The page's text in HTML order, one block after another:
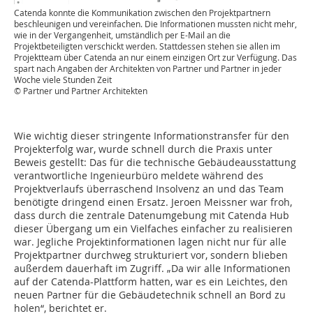
Catenda konnte die Kommunikation zwischen den Projektpartnern
beschleunigen und vereinfachen. Die Informationen mussten nicht mehr,
wie in der Vergangenheit, umständlich per E-Mail an die
Projektbeteiligten verschickt werden. Stattdessen stehen sie allen im
Projektteam über Catenda an nur einem einzigen Ort zur Verfügung. Das
spart nach Angaben der Architekten von Partner und Partner in jeder
Woche viele Stunden Zeit
© Partner und Partner Architekten
Wie wichtig dieser stringente Informationstransfer für den
Projekterfolg war, wurde schnell durch die Praxis unter
Beweis gestellt: Das für die technische Gebäudeausstattung
verantwortliche Ingenieurbüro meldete während des
Projektverlaufs überraschend Insolvenz an und das Team
benötigte dringend einen Ersatz. Jeroen Meissner war froh,
dass durch die zentrale Datenumgebung mit Catenda Hub
dieser Übergang um ein Vielfaches einfacher zu realisieren
war. Jegliche Projektinformationen lagen nicht nur für alle
Projektpartner durchweg strukturiert vor, sondern blieben
außerdem dauerhaft im Zugriff. „Da wir alle Informationen
auf der Catenda-Plattform hatten, war es ein Leichtes, den
neuen Partner für die Gebäudetechnik schnell an Bord zu
holen“, berichtet er.